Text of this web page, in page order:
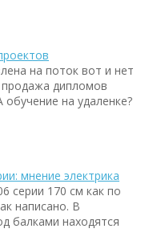
на поток вот и нет
дипломов
на удаленке?
мнение электрика
серии 170 см как по
написано. В
балками находятся